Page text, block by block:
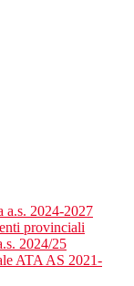
a.s. 2024-2027
provinciali
2024/25
ATA AS 2021-